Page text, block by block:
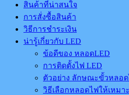
สินค้าที่น่าสนใจ
การสั่งซื้อสินค้า
วิธีการชำระเงิน
น่ารู้เกี่ยวกับ LED
ข้อดีของ หลอดLED
การติดตั้งไฟ LED
ตัวอย่าง ลักษณะขั้วหลอด
วิธีเลือกหลอดไฟให้เหมา